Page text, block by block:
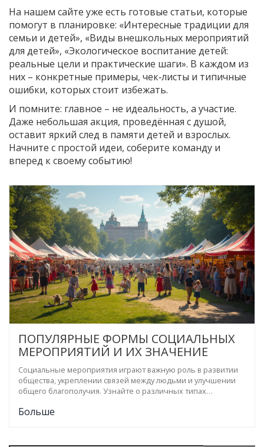
На нашем сайте уже есть готовые статьи, которые
помогут в планировке: «Интересные традиции для
семьи и детей», «Виды внешкольных мероприятий
для детей», «Экологическое воспитание детей:
реальные цели и практические шаги». В каждом из
них – конкретные примеры, чек‑листы и типичные
ошибки, которых стоит избежать.
И помните: главное – не идеальность, а участие.
Даже небольшая акция, проведённая с душой,
оставит яркий след в памяти детей и взрослых.
Начните с простой идеи, соберите команду и
вперед к своему событию!
ПОПУЛЯРНЫЕ ФОРМЫ СОЦИАЛЬНЫХ
МЕРОПРИЯТИЙ И ИХ ЗНАЧЕНИЕ
Социальные мероприятия играют важную роль в развитии
общества, укреплении связей между людьми и улучшении
общего благополучия. Узнайте о различных типах
расскажем, как организация таких мероприятий может
Больше